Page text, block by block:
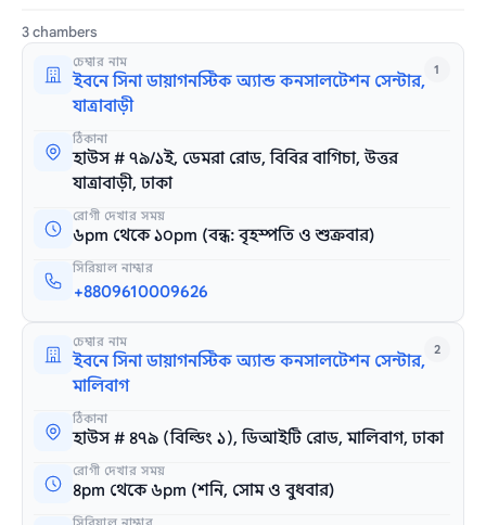
3 chambers
1
চেম্বার নাম
ইবনে সিনা ডায়াগনস্টিক অ্যান্ড কনসালটেশন সেন্টার,
যাত্রাবাড়ী
ঠিকানা
হাউস # ৭৯/১ই, ডেমরা রোড, বিবির বাগিচা, উত্তর
যাত্রাবাড়ী, ঢাকা
রোগী দেখার সময়
৬pm থেকে ১০pm (বন্ধ: বৃহস্পতি ও শুক্রবার)
সিরিয়াল নাম্বার
+8809610009626
2
চেম্বার নাম
ইবনে সিনা ডায়াগনস্টিক অ্যান্ড কনসালটেশন সেন্টার,
মালিবাগ
ঠিকানা
হাউস # ৪৭৯ (বিল্ডিং ১), ডিআইটি রোড, মালিবাগ, ঢাকা
রোগী দেখার সময়
৪pm থেকে ৬pm (শনি, সোম ও বুধবার)